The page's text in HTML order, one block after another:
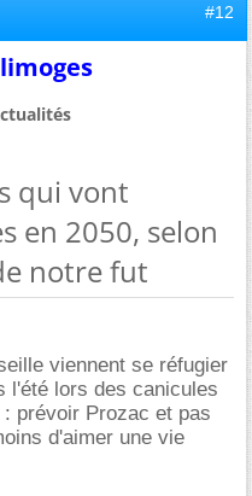
#12
qui vont
en 2050, selon
notre fut
viennent se réfugier
l'été lors des canicules
prévoir Prozac et pas
d'aimer une vie